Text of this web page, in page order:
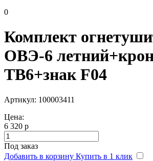
0
Комплект
ОВЭ-6
ТВ6+знак F04
Артикул: 100003411
Цена:
6 320 р
Под заказ
Добавить в корзину Купить в 1 клик